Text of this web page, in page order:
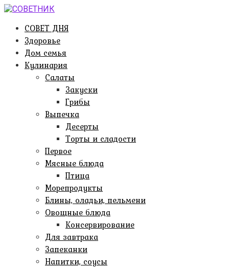
Перейти
контентуСОВЕТ ДНЯ
Здоровье
Дом семья
Кулинария
Салаты
Закуски
Грибы
Выпечка
Десерты
Торты и сладости
Первое
Мясные блюда
Птица
Морепродукты
Блины, оладьи, пельмени
Овощные блюда
Консервирование
Для завтрака
Запеканки
Напитки, соусы